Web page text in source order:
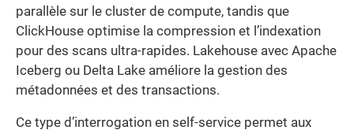
parallèle sur le cluster de compute, tandis que
ClickHouse optimise la compression et l’indexation
pour des scans ultra-rapides. Lakehouse avec Apache
Iceberg ou Delta Lake améliore la gestion des
métadonnées et des transactions.
Ce type d’interrogation en self-service permet aux